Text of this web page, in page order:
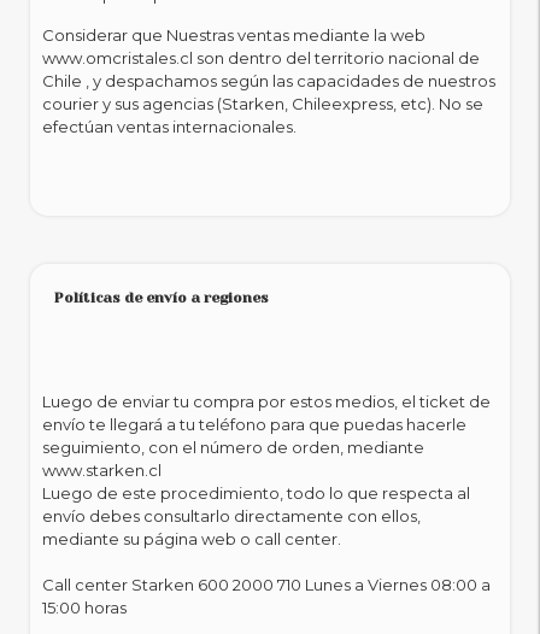
Considerar que Nuestras ventas mediante la web
www.omcristales.cl son dentro del territorio nacional de
Chile , y despachamos según las capacidades de nuestros
courier y sus agencias (Starken, Chileexpress, etc). No se
efectúan ventas internacionales.
Políticas de envío a regiones
Luego de enviar tu compra por estos medios, el ticket de
envío te llegará a tu teléfono para que puedas hacerle
seguimiento, con el número de orden, mediante
www.starken.cl
Luego de este procedimiento, todo lo que respecta al
envío debes consultarlo directamente con ellos,
mediante su página web o call center.
Call center Starken 600 2000 710 Lunes a Viernes 08:00 a
15:00 horas